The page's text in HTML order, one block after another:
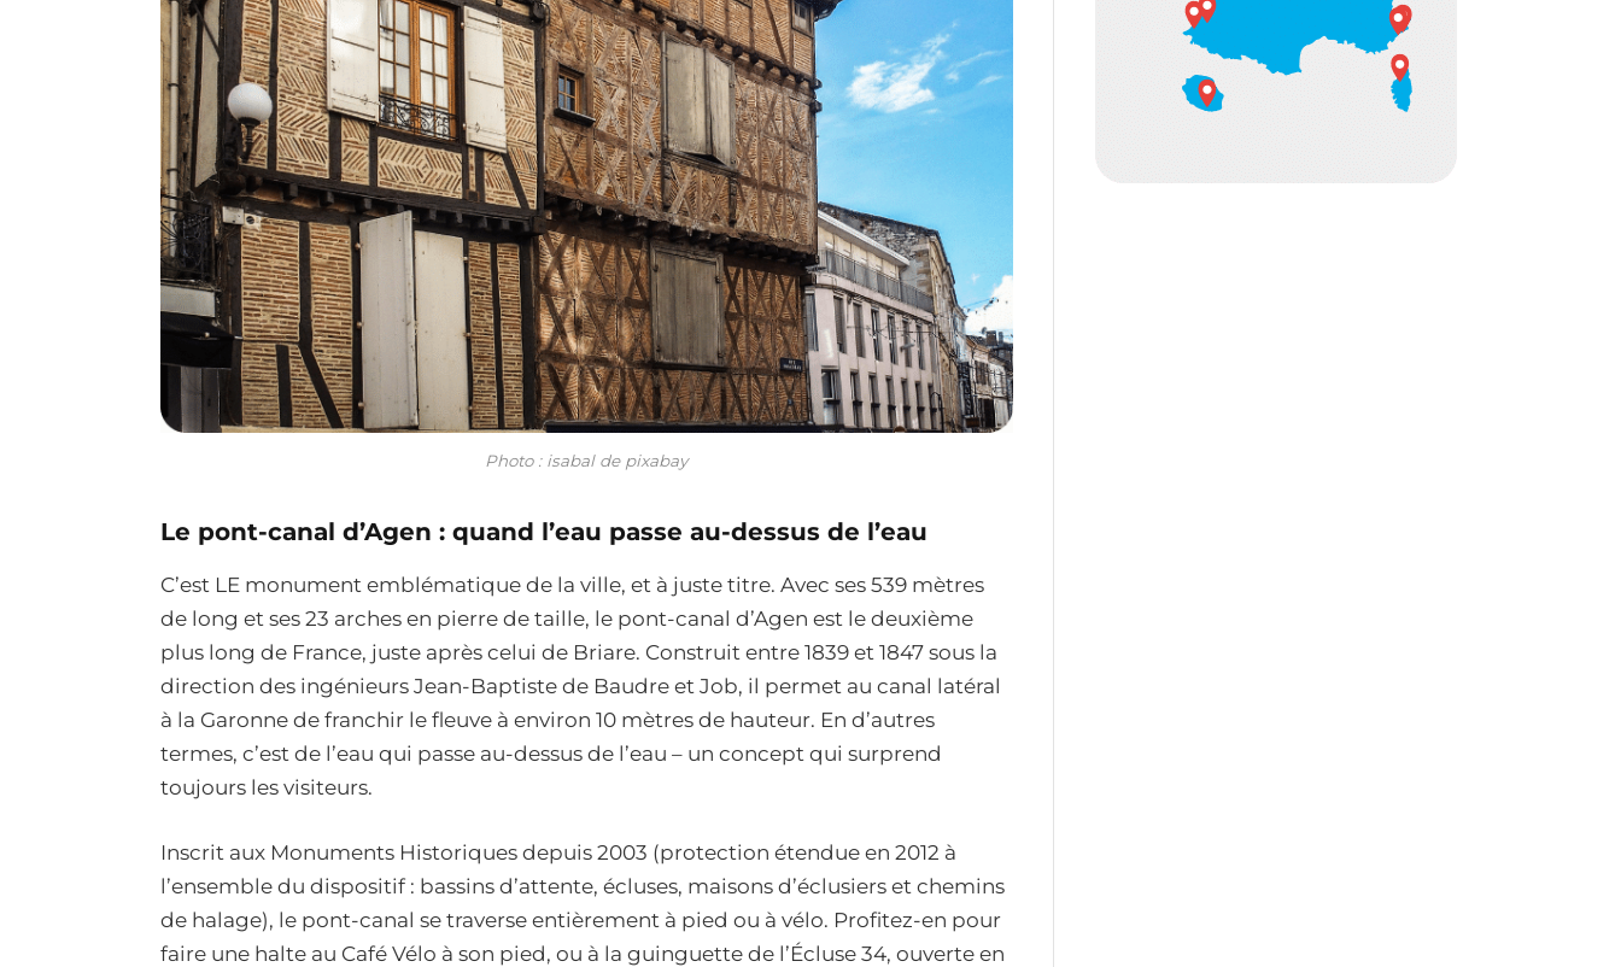
Photo : isabal de pixabay
Le pont-canal d’Agen : quand l’eau passe au-dessus de l’eau
C’est LE monument emblématique de la ville, et à juste titre. Avec ses 539 mètres
de long et ses 23 arches en pierre de taille, le pont-canal d’Agen est le deuxième
plus long de France, juste après celui de Briare. Construit entre 1839 et 1847 sous la
direction des ingénieurs Jean-Baptiste de Baudre et Job, il permet au canal latéral
à la Garonne de franchir le fleuve à environ 10 mètres de hauteur. En d’autres
termes, c’est de l’eau qui passe au-dessus de l’eau – un concept qui surprend
toujours les visiteurs.
Inscrit aux Monuments Historiques depuis 2003 (protection étendue en 2012 à
l’ensemble du dispositif : bassins d’attente, écluses, maisons d’éclusiers et chemins
de halage), le pont-canal se traverse entièrement à pied ou à vélo. Profitez-en pour
faire une halte au Café Vélo à son pied, ou à la guinguette de l’Écluse 34, ouverte en